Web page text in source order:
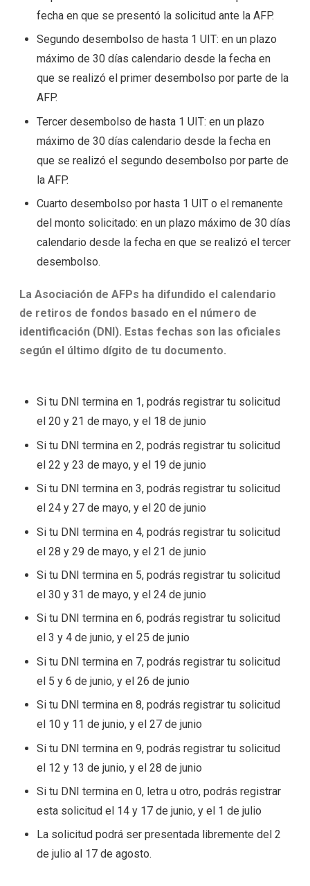
fecha en que se presentó la solicitud ante la AFP.
Segundo desembolso de hasta 1 UIT: en un plazo
máximo de 30 días calendario desde la fecha en
que se realizó el primer desembolso por parte de la
AFP.
Tercer desembolso de hasta 1 UIT: en un plazo
máximo de 30 días calendario desde la fecha en
que se realizó el segundo desembolso por parte de
la AFP.
Cuarto desembolso por hasta 1 UIT o el remanente
del monto solicitado: en un plazo máximo de 30 días
calendario desde la fecha en que se realizó el tercer
desembolso.
La Asociación de AFPs ha difundido el calendario
de retiros de fondos basado en el número de
identificación (DNI). Estas fechas son las oficiales
según el último dígito de tu documento.
Si tu DNI termina en 1, podrás registrar tu solicitud
el 20 y 21 de mayo, y el 18 de junio
Si tu DNI termina en 2, podrás registrar tu solicitud
el 22 y 23 de mayo, y el 19 de junio
Si tu DNI termina en 3, podrás registrar tu solicitud
el 24 y 27 de mayo, y el 20 de junio
Si tu DNI termina en 4, podrás registrar tu solicitud
el 28 y 29 de mayo, y el 21 de junio
Si tu DNI termina en 5, podrás registrar tu solicitud
el 30 y 31 de mayo, y el 24 de junio
Si tu DNI termina en 6, podrás registrar tu solicitud
el 3 y 4 de junio, y el 25 de junio
Si tu DNI termina en 7, podrás registrar tu solicitud
el 5 y 6 de junio, y el 26 de junio
Si tu DNI termina en 8, podrás registrar tu solicitud
el 10 y 11 de junio, y el 27 de junio
Si tu DNI termina en 9, podrás registrar tu solicitud
el 12 y 13 de junio, y el 28 de junio
Si tu DNI termina en 0, letra u otro, podrás registrar
esta solicitud el 14 y 17 de junio, y el 1 de julio
La solicitud podrá ser presentada libremente del 2
de julio al 17 de agosto.